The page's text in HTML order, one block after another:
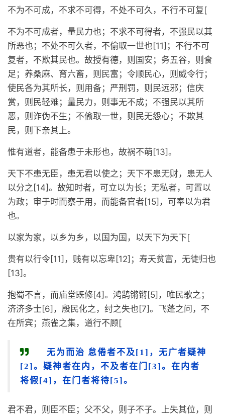
不为不可成，不求不可得，不处不可久，不行不可复[
不为不可成者，量民力也；不求不可得者，不强民以其
所恶也；不处不可久者，不偷取一世也[11]；不行不可
复者，不欺其民也。故授有德，则国安；务五谷，则食
足；养桑麻、育六畜，则民富；令顺民心，则威令行；
使民各为其所长，则用备；严刑罚，则民远邪；信庆
赏，则民轻难；量民力，则事无不成；不强民以其所
恶，则诈伪不生；不偷取一世，则民无怨心；不欺其
民，则下亲其上。
惟有道者，能备患于未形也，故祸不萌[13]。
天下不患无臣，患无君以使之；天下不患无财，患无人
以分之[14]。故知时者，可立以为长；无私者，可置以
为政；审于时而察于用，而能备官者[15]，可奉以为君
也。
以家为家，以乡为乡，以国为国，以天下为天下[
贵有以行令[11]，贱有以忘卑[12]；寿夭贫富，无徒归也
[13]。
抱蜀不言，而庙堂既修[4]。鸿鹄锵锵[5]，唯民歌之；
济济多士[6]，殷民化之，纣之失也[7]。飞蓬之问，不
在所宾；燕雀之集，道行不顾[
无为而治 怠倦者不及[1]，无广者疑神
[2]。疑神者在内，不及者在门[3]。在内者
将假[4]，在门者将待[5]。
君不君，则臣不臣；父不父，则子不子。上失其位，则